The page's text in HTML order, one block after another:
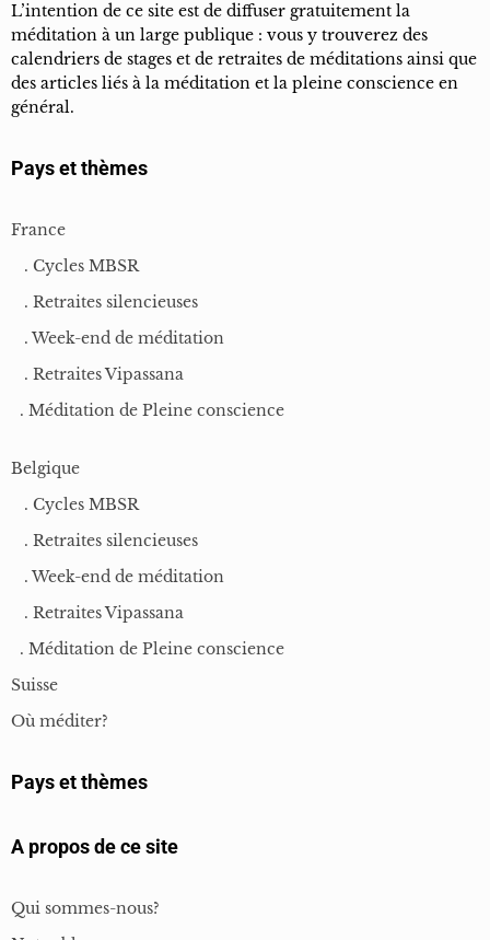
L’intention de ce site est de diffuser gratuitement la
méditation à un large publique : vous y trouverez des
calendriers de stages et de retraites de méditations ainsi que
des articles liés à la méditation et la pleine conscience en
général.
Pays et thèmes
France
. Cycles MBSR
. Retraites silencieuses
. Week-end de méditation
. Retraites Vipassana
. Méditation de Pleine conscience
Belgique
. Cycles MBSR
. Retraites silencieuses
. Week-end de méditation
. Retraites Vipassana
. Méditation de Pleine conscience
Suisse
Où méditer?
Pays et thèmes
A propos de ce site
Qui sommes-nous?